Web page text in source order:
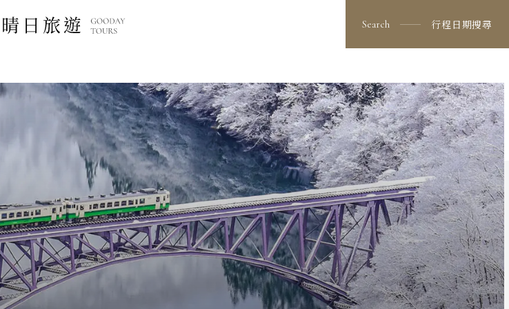
Search 行程日期搜尋
出發日期與價格